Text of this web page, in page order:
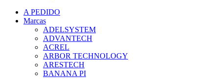
A PEDIDO
Marcas
ADELSYSTEM
ADVANTECH
ACREL
ARBOR TECHNOLOGY
ARESTECH
BANANA PI